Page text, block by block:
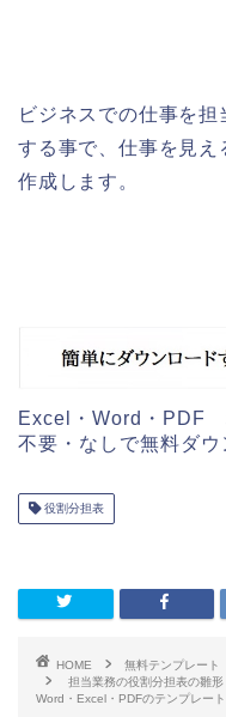
分担表の雛形（事務
ダウンロード！簡単
を行える一覧表となり